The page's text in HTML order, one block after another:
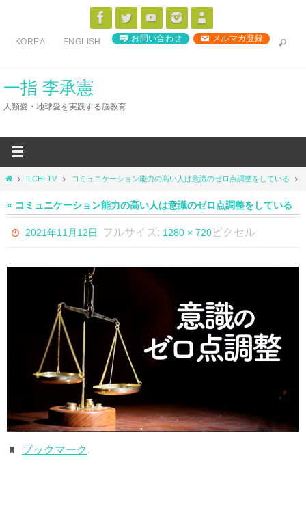
ス
KOREA ENGLISH お問い合わせ メルマガ登録
一指 李承憲
人類愛・地球愛を実践する脳教育
ホ
ム
ILCHI TV コミュニケーション能力の高い人は意識のゼロ点調整をしている
« コミュニケーション能力の高い人は意識のゼロ点調整をしている
2021年11月12日 フルサイズ: 1280 × 720ピクセル
ブックマーク .